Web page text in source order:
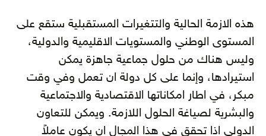
هذه الازمة الحالية والتتغيرات المستقبلية ستقع على
المستوى الوطني والمستويات الاقليمية والدولية،
وليس هناك من حلول جماعية جاهزة يمكن
استيرادها، وإنما على كل دولة ان تعمل وفي وقت
مبكر، في اطار امكاناتها الاقتصادية والاجتماعية
والبشرية لصياغة الحلول اللازمة. ويمكن للتعاون
الدولي اذا تحقق في هذا المجال ان يكون عاملاً